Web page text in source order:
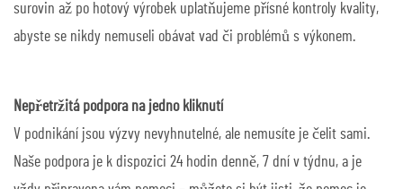
surovin až po hotový výrobek uplatňujeme přísné kontroly kvality,
abyste se nikdy nemuseli obávat vad či problémů s výkonem.
Nepřetržitá podpora na jedno kliknutí
V podnikání jsou výzvy nevyhnutelné, ale nemusíte je čelit sami.
Naše podpora je k dispozici 24 hodin denně, 7 dní v týdnu, a je